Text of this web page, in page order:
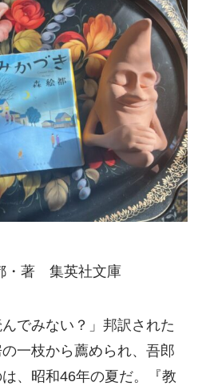
・著 集英社文庫
んでみない？」邦訳された
一枝から薦められ、吾郎
、昭和46年の夏だ。『教